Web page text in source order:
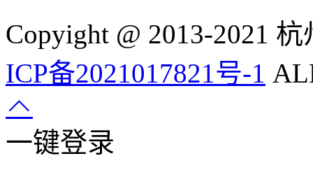
Copyight @ 2013-2021
ICP备2021017821号-1
一键登录